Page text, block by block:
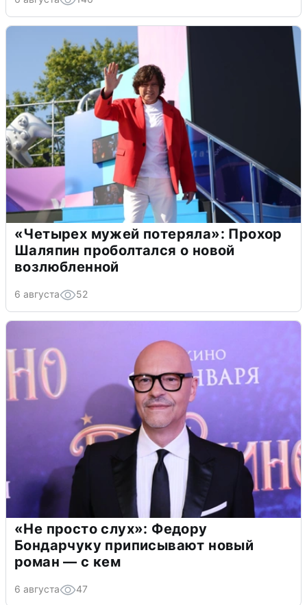
«Четырех мужей потеряла»: Прохор
Шаляпин проболтался о новой
возлюбленной
6 августа 52
«Не просто слух»: Федору
Бондарчуку приписывают новый
роман — с кем
6 августа 47